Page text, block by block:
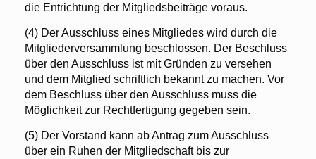
die Entrichtung der Mitgliedsbeiträge voraus.
(4) Der Ausschluss eines Mitgliedes wird durch die
Mitgliederversammlung beschlossen. Der Beschluss
über den Ausschluss ist mit Gründen zu versehen
und dem Mitglied schriftlich bekannt zu machen. Vor
dem Beschluss über den Ausschluss muss die
Möglichkeit zur Rechtfertigung gegeben sein.
(5) Der Vorstand kann ab Antrag zum Ausschluss
über ein Ruhen der Mitgliedschaft bis zur